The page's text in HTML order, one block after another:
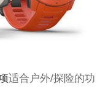
适合户外/探险的功